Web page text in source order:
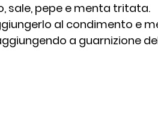
sale, pepe e menta tritata.
al condimento e
a guarnizione